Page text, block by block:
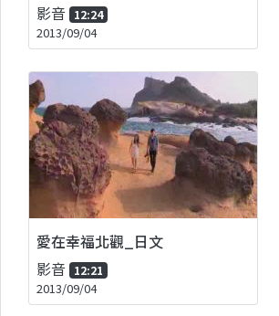
影音 12:24
2013/09/04
愛在幸福北觀_日文
影音 12:21
2013/09/04